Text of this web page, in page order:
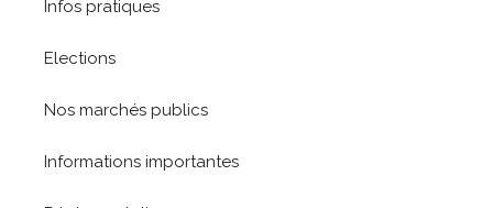
Infos pratiques
Elections
Nos marchés publics
Informations importantes